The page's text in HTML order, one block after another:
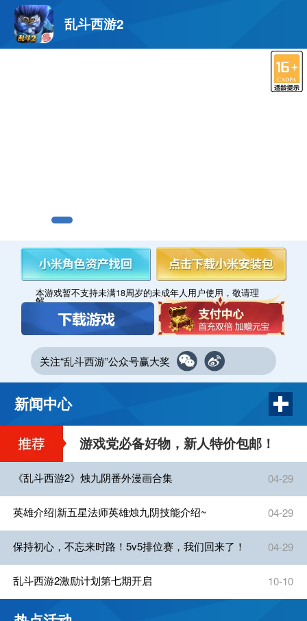
乱斗西游2
本游戏暂不支持未满18周岁的未成年人用户使用，敬请理
解。
关注“乱斗西游”公众号赢大奖
新闻中心
游戏党必备好物，新人特价包邮！
《乱斗西游2》烛九阴番外漫画合集 04-29
英雄介绍|新五星法师英雄烛九阴技能介绍~ 04-29
保持初心，不忘来时路！5v5排位赛，我们回来了！ 04-29
乱斗西游2激励计划第七期开启 10-10